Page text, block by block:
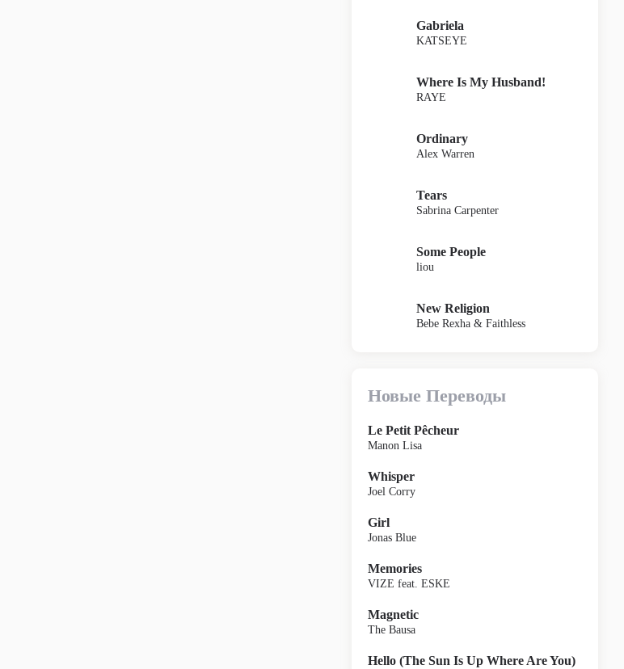
Gabriela
KATSEYE
Where Is My Husband!
RAYE
Ordinary
Alex Warren
Tears
Sabrina Carpenter
Some People
liou
New Religion
Bebe Rexha & Faithless
Новые Переводы
Le Petit Pêcheur
Manon Lisa
Whisper
Joel Corry
Girl
Jonas Blue
Memories
VIZE feat. ESKE
Magnetic
The Bausa
Hello (The Sun Is Up Where Are You)